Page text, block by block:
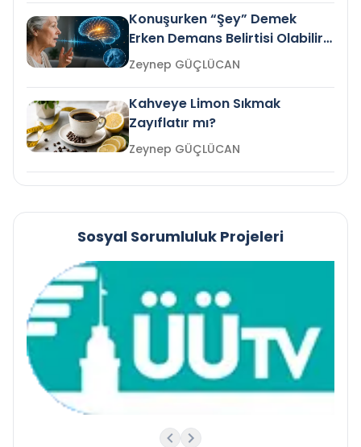
Konuşurken “Şey” Demek
Erken Demans Belirtisi Olabilir
mi?
Zeynep GÜÇLÜCAN
Kahveye Limon Sıkmak
Zayıflatır mı?
Zeynep GÜÇLÜCAN
Sosyal Sorumluluk Projeleri